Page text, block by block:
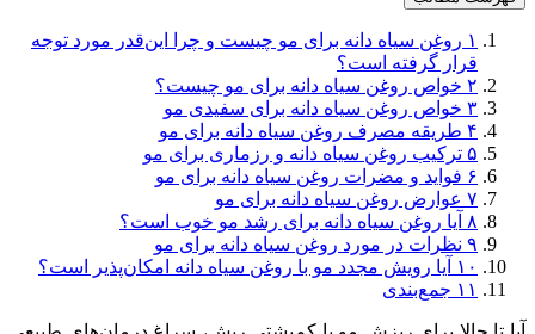
۱ روغن سیاه دانه برای مو چیست و چرا این‌قدر مورد توجه
قرار گرفته است؟
۲ خواص روغن سیاه دانه برای مو چیست؟
۳ خواص روغن سیاه دانه برای سفیدی مو
۴ طریقه مصرف روغن سیاه دانه برای مو
۵ ترکیب روغن سیاه دانه و رزماری برای مو
۶ فواید و مضرات روغن سیاه دانه برای مو
۷ عوارض روغن سیاه دانه برای مو
۸ آیا روغن سیاه دانه برای رشد مو خوب است؟
۹ نظرات در مورد روغن سیاه دانه برای مو
۱۰
آیا رویش مجدد مو با روغن سیاه دانه امکان‌پذیر است؟
۱۱ جمع‌بندی